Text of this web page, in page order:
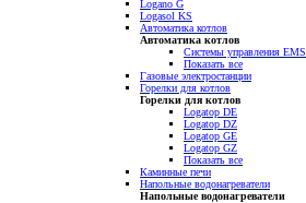
Logano G
Logasol KS
Автоматика котлов
Автоматика котлов
Системы управления EMS
Показать все
Газовые электростанции
Горелки для котлов
Горелки для котлов
Logatop DE
Logatop DZ
Logatop GE
Logatop GZ
Показать все
Каминные печи
Напольные водонагреватели
Напольные водонагреватели